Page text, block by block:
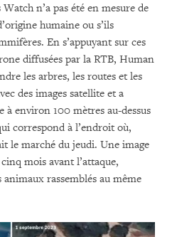
n’a pas été en mesure de
humaine ou s’ils
En s’appuyant sur ces
diffusées par la RTB, Human
les arbres, les routes et les
des images satellite et a
à environ 100 mètres au-dessus
correspond à l’endroit où,
le marché du jeudi. Une image
mois avant l’attaque,
rassemblés au même